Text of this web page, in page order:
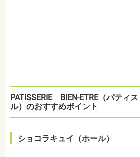
PATISSERIE BIEN-ETRE（パティ
ル）のおすすめポイント
ショコラキュイ（ホール）